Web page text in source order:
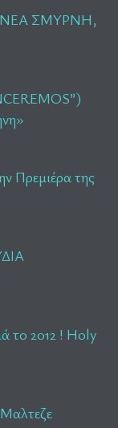
ΣΜΥΡΝΗ,
Πρεμιέρα της
το 2012 ! Holy